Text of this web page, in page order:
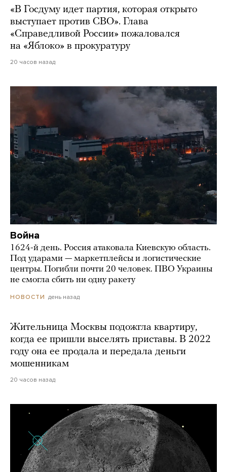
«В Госдуму идет партия, которая открыто
выступает против СВО». Глава
«Справедливой России» пожаловался
на «Яблоко» в прокуратуру
20 часов назад
Война
1624-й день. Россия атаковала Киевскую область.
Под ударами — маркетплейсы и логистические
центры. Погибли почти 20 человек. ПВО Украины
не смогла сбить ни одну ракету
НОВОСТИ день назад
Жительница Москвы подожгла квартиру,
когда ее пришли выселять приставы. В 2022
году она ее продала и передала деньги
мошенникам
20 часов назад